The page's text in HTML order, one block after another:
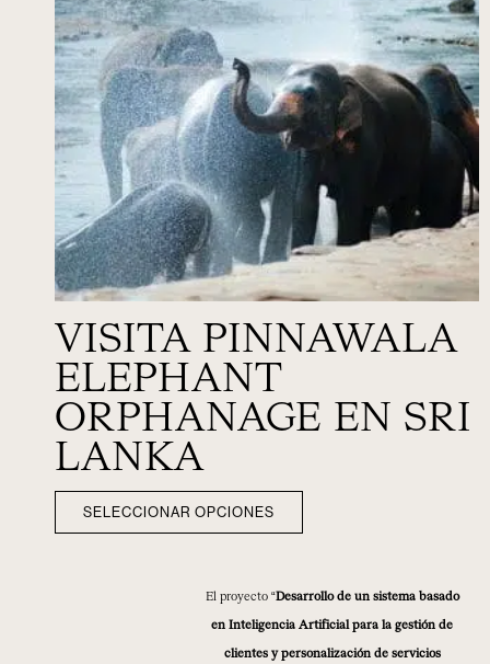
VISITA PINNAWALA
ELEPHANT
ORPHANAGE EN SRI
LANKA
SELECCIONAR OPCIONES
El proyecto “Desarrollo de un sistema basado
en Inteligencia Artificial para la gestión de
clientes y personalización de servicios